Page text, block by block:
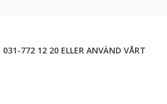
031-772 12 20 ELLER ANVÄND VÅRT